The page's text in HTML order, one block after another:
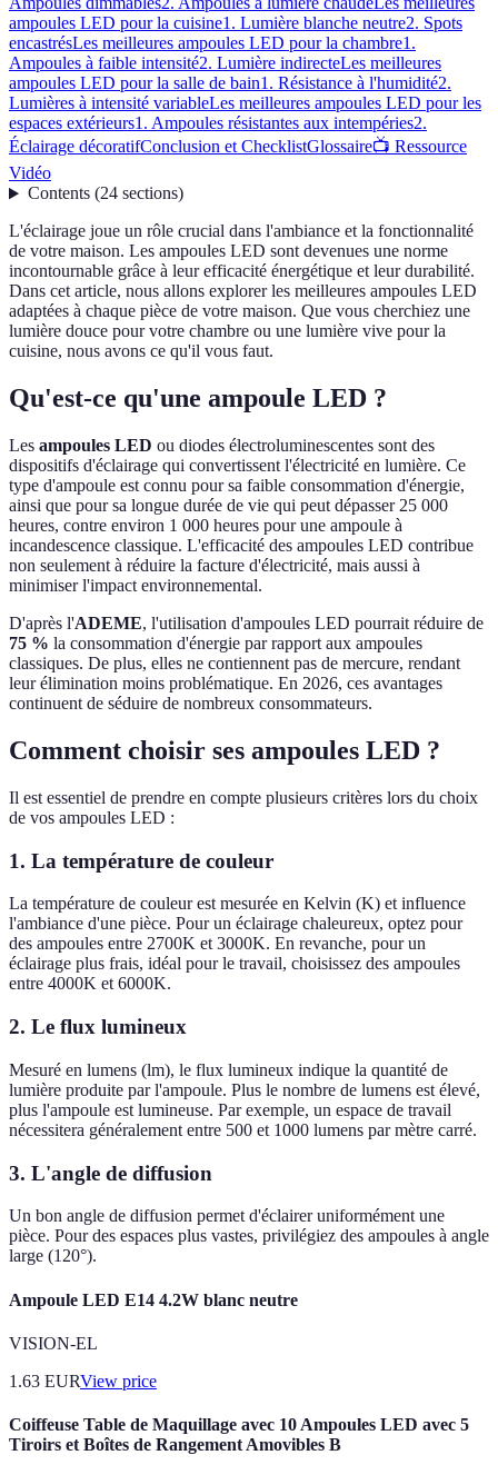
ampoules LED pour la cuisine1. Lumière blanche neutre2. Spots
encastrésLes meilleures ampoules LED pour la chambre1.
Ampoules à faible intensité2. Lumière indirecteLes meilleures
ampoules LED pour la salle de bain1. Résistance à l'humidité2.
Lumières à intensité variableLes meilleures ampoules LED pour les
espaces extérieurs1. Ampoules résistantes aux intempéries2.
Éclairage décoratifConclusion et ChecklistGlossaire📺 Ressource
Vidéo
Contents(24 sections)
L'éclairage joue un rôle crucial dans l'ambiance et la fonctionnalité
de votre maison. Les ampoules LED sont devenues une norme
incontournable grâce à leur efficacité énergétique et leur durabilité.
Dans cet article, nous allons explorer les meilleures ampoules LED
adaptées à chaque pièce de votre maison. Que vous cherchiez une
lumière douce pour votre chambre ou une lumière vive pour la
cuisine, nous avons ce qu'il vous faut.
Qu'est-ce qu'une ampoule LED ?
Les ampoules LED ou diodes électroluminescentes sont des
dispositifs d'éclairage qui convertissent l'électricité en lumière. Ce
type d'ampoule est connu pour sa faible consommation d'énergie,
ainsi que pour sa longue durée de vie qui peut dépasser 25 000
heures, contre environ 1 000 heures pour une ampoule à
incandescence classique. L'efficacité des ampoules LED contribue
non seulement à réduire la facture d'électricité, mais aussi à
minimiser l'impact environnemental.
D'après l'ADEME, l'utilisation d'ampoules LED pourrait réduire de
75 % la consommation d'énergie par rapport aux ampoules
classiques. De plus, elles ne contiennent pas de mercure, rendant
leur élimination moins problématique. En 2026, ces avantages
continuent de séduire de nombreux consommateurs.
Comment choisir ses ampoules LED ?
Il est essentiel de prendre en compte plusieurs critères lors du choix
de vos ampoules LED :
1. La température de couleur
La température de couleur est mesurée en Kelvin (K) et influence
l'ambiance d'une pièce. Pour un éclairage chaleureux, optez pour
des ampoules entre 2700K et 3000K. En revanche, pour un
éclairage plus frais, idéal pour le travail, choisissez des ampoules
entre 4000K et 6000K.
2. Le flux lumineux
Mesuré en lumens (lm), le flux lumineux indique la quantité de
lumière produite par l'ampoule. Plus le nombre de lumens est élevé,
plus l'ampoule est lumineuse. Par exemple, un espace de travail
nécessitera généralement entre 500 et 1000 lumens par mètre carré.
3. L'angle de diffusion
Un bon angle de diffusion permet d'éclairer uniformément une
pièce. Pour des espaces plus vastes, privilégiez des ampoules à angle
large (120°).
Ampoule LED E14 4.2W blanc neutre
VISION-EL
1.63 EURView price
Coiffeuse Table de Maquillage avec 10 Ampoules LED avec 5
Tiroirs et Boîtes de Rangement Amovibles B